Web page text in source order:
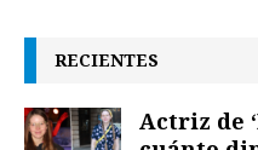
RECIENTES
Actriz de